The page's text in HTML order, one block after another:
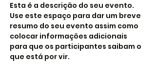
Esta é a descrição do seu evento.
Use este espaço para dar um breve
resumo do seu evento assim como
colocar informações adicionais
para que os participantes saibam o
que está por vir.